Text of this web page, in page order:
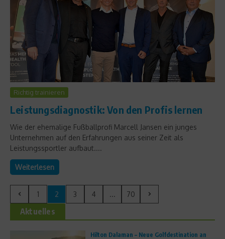
Richtig trainieren
Leistungsdiagnostik: Von den Profis lernen
Wie der ehemalige Fußballprofi Marcell Jansen ein junges
Unternehmen auf den Erfahrungen aus seiner Zeit als
Leistungssportler aufbaut....
Weiterlesen
1 2 3 4 ... 70
Aktuelles
Hilton Dalaman – Neue Golfdestination an